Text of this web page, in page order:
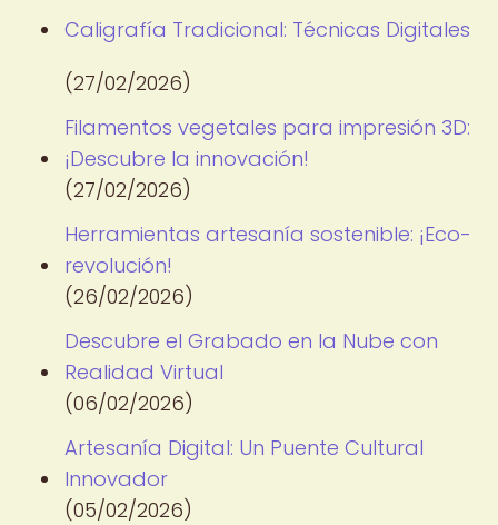
Caligrafía Tradicional: Técnicas Digitales
(27/02/2026)
Filamentos vegetales para impresión 3D:
¡Descubre la innovación!
(27/02/2026)
Herramientas artesanía sostenible: ¡Eco-
revolución!
(26/02/2026)
Descubre el Grabado en la Nube con
Realidad Virtual
(06/02/2026)
Artesanía Digital: Un Puente Cultural
Innovador
(05/02/2026)